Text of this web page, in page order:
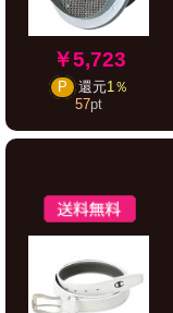
￥5,723
P 還元1％
57pt